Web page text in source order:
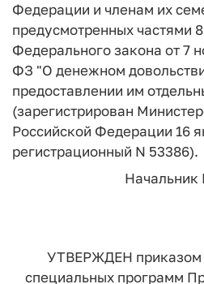
Федерации и членам их
предусмотренных частями 8
Федерального закона от 7
ФЗ "О денежном
предоставлении им
(зарегистрирован
Российской Федерации 16
регистрационный N 53386).
Начальник
УТВЕРЖДЕН
специальных программ